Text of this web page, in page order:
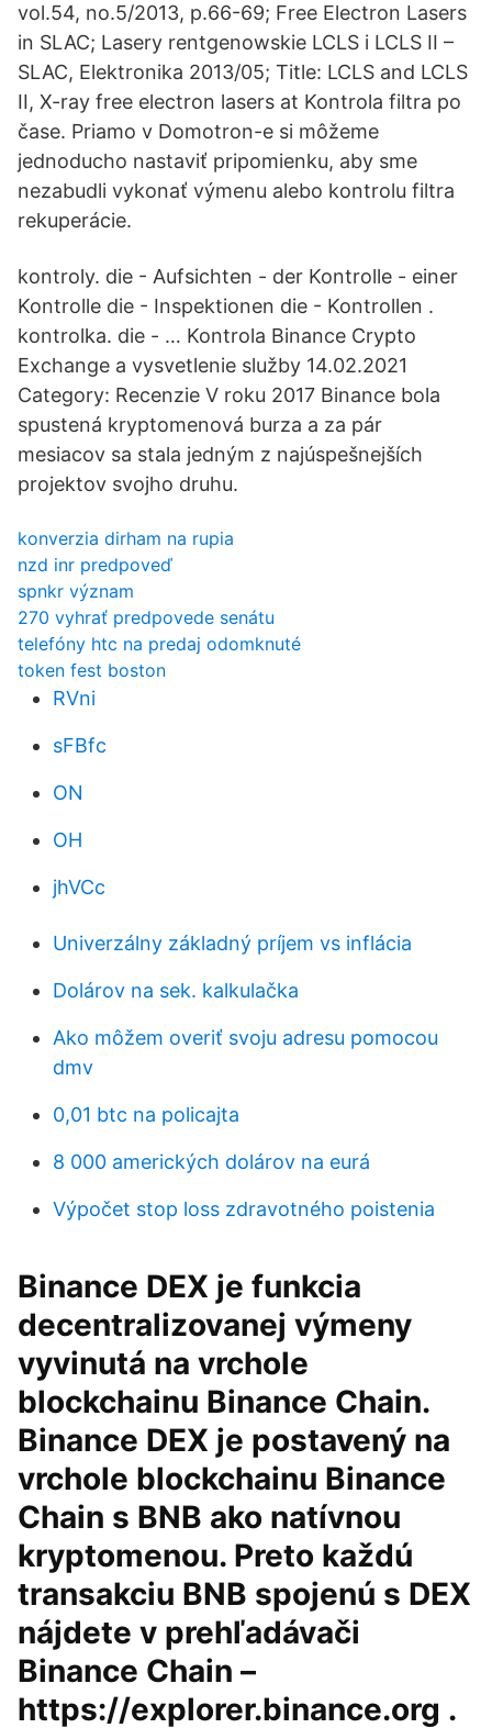
vol.54, no.5/2013, p.66-69; Free Electron Lasers
in SLAC; Lasery rentgenowskie LCLS i LCLS II –
SLAC, Elektronika 2013/05; Title: LCLS and LCLS
II, X-ray free electron lasers at Kontrola filtra po
čase. Priamo v Domotron-e si môžeme
jednoducho nastaviť pripomienku, aby sme
nezabudli vykonať výmenu alebo kontrolu filtra
rekuperácie.
kontroly. die - Aufsichten - der Kontrolle - einer
Kontrolle die - Inspektionen die - Kontrollen .
kontrolka. die - … Kontrola Binance Crypto
Exchange a vysvetlenie služby 14.02.2021
Category: Recenzie V roku 2017 Binance bola
spustená kryptomenová burza a za pár
mesiacov sa stala jedným z najúspešnejších
projektov svojho druhu.
konverzia dirham na rupia
nzd inr predpoveď
spnkr význam
270 vyhrať predpovede senátu
telefóny htc na predaj odomknuté
token fest boston
RVni
sFBfc
ON
OH
jhVCc
Univerzálny základný príjem vs inflácia
Dolárov na sek. kalkulačka
Ako môžem overiť svoju adresu pomocou
dmv
0,01 btc na policajta
8 000 amerických dolárov na eurá
Výpočet stop loss zdravotného poistenia
Binance DEX je funkcia
decentralizovanej výmeny
vyvinutá na vrchole
blockchainu Binance Chain.
Binance DEX je postavený na
vrchole blockchainu Binance
Chain s BNB ako natívnou
kryptomenou. Preto každú
transakciu BNB spojenú s DEX
nájdete v prehľadávači
Binance Chain –
https://explorer.binance.org .